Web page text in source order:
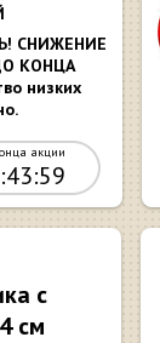
СНИЖЕНИЕ
КОНЦА
низких
акции
с
см